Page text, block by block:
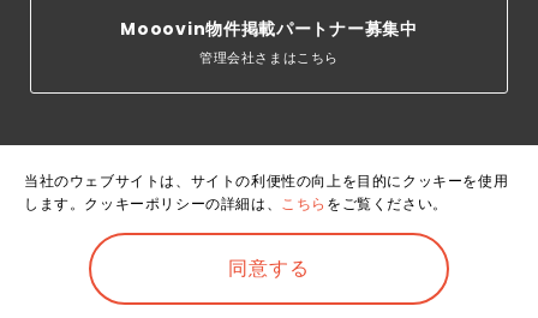
当社のウェブサイトは、サイトの利便性の向上を目的にクッキーを使用
します。クッキーポリシーの詳細は、 こちら をご覧ください。
同意する
Mooovin物件掲載パートナー募集中
管理会社さまはこちら
運営会 利用規 個人情報保護 クッキーポリ 賃貸住宅居住者総
©Mooovin. All rights reserved.